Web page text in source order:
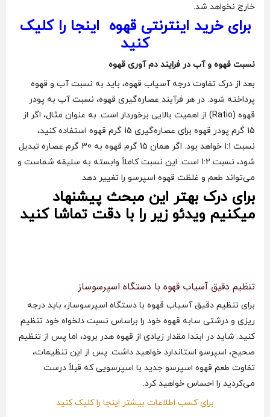
خارج نخواهد شد.
برای خرید اینترنتی قهوه اینجا را کلیک
کنید
نسبت قهوه و آب در فرایند دم آوری قهوه
بعد از درک تفاوت درجه آسیاب قهوه، باید به نسبت آب و قهوه
پرداخته شود. در هر فرآیند عصاره‌گیری قهوه، نسبت آب به پودر
قهوه (Ratio) از اهمیت بالایی برخوردار است. به عنوان مثال، اگر از
15 گرم پودر قهوه برای عصاره‌گیری 15 گرم قهوه استفاده کنید،
نسبت 1:1 خواهد بود. اگر همان 15 گرم قهوه به 30 گرم عصاره تبدیل
شود، نسبت 1:2 است. این نسبت کاملاً وابسته به سلیقه شماست و
می‌تواند طعم و غلظت قهوه اسپرسو را تغییر دهد.
برای درک بهتر این مبحث پیشنهاد
میکنیم ویدئو زیر را با دقت تماشا کنید
تنظیم دقیق آسیاب قهوه با دستگاه اسپرسوساز
برای تنظیم دقیق آسیاب قهوه با دستگاه اسپرسوساز، باید درجه
ریزی و درشتی سابه قهوه خود را براساس نسبت دلخواه خود تنظیم
کنید. شاید در ابتدا مقدار زیادی از قهوه هدر برود، اما پس از تنظیم
صحیح، اسپرسو استاندارد خواهید داشت. پس از این تنظیمات،
تفاوت طعم قهوه اسپرسو جدید با اسپرسویی که قبلاً درست
می‌کردید را احساس خواهید کرد.
برای کسب اطلاعات بیشتر اینجا را کلیک کنید